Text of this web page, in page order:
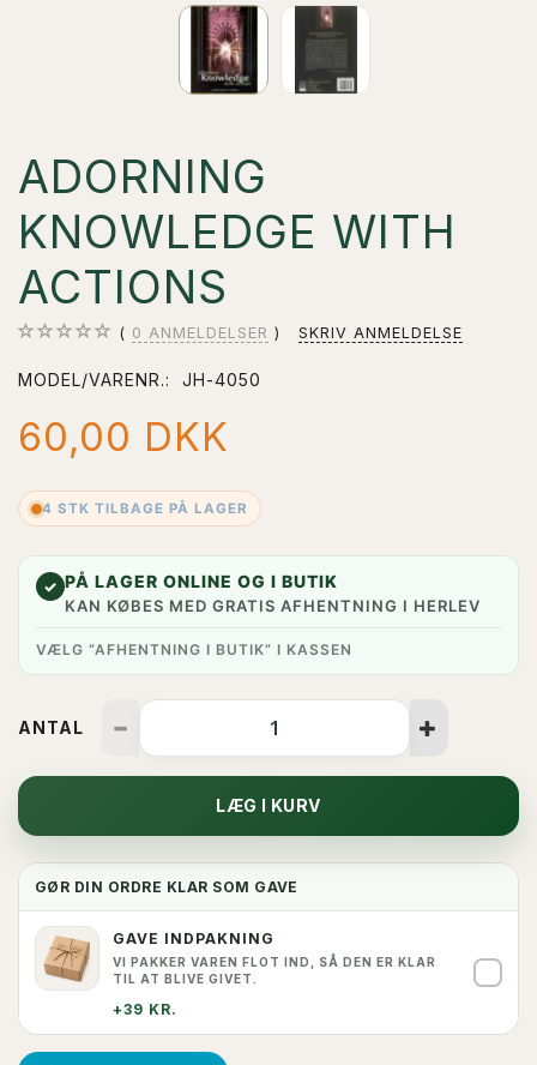
ADORNING
KNOWLEDGE WITH
ACTIONS
0 ANMELDELSER SKRIV ANMELDELSE
MODEL/VARENR.: JH-4050
60,00 DKK
4 STK TILBAGE PÅ LAGER
✓ PÅ LAGER ONLINE OG I BUTIK
KAN KØBES MED GRATIS AFHENTNING I HERLEV
VÆLG “AFHENTNING I BUTIK” I KASSEN
ANTAL
LÆG I KURV
GØR DIN ORDRE KLAR SOM GAVE
GAVE INDPAKNING
VI PAKKER VAREN FLOT IND, SÅ DEN ER KLAR
TIL AT BLIVE GIVET.
+39 KR.